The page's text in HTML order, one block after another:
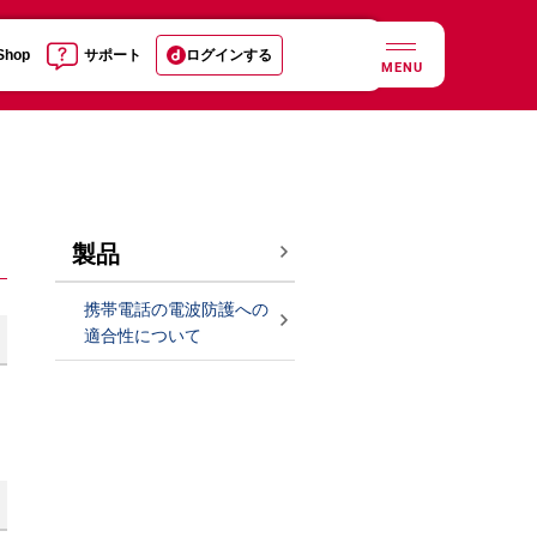
サポート ログインする
MENU
製品
携帯電話の電波防護への
適合性について